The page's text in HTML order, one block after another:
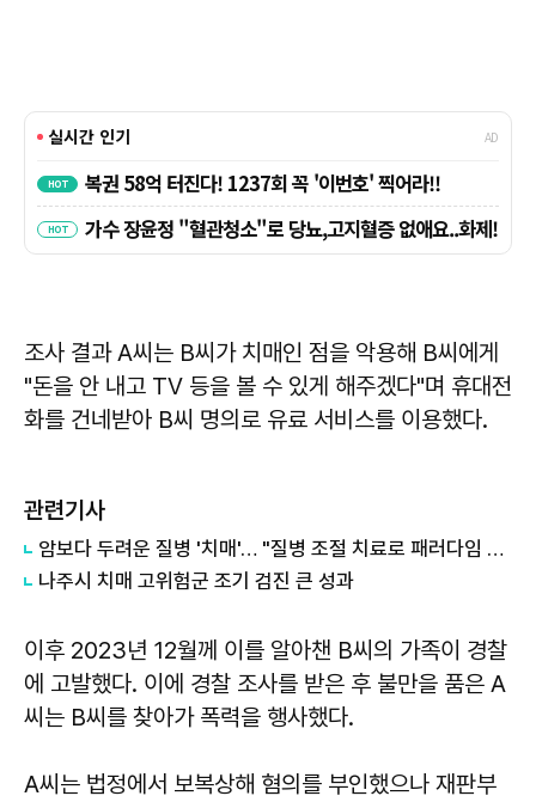
조사 결과 A씨는 B씨가 치매인 점을 악용해 B씨에게
"돈을 안 내고 TV 등을 볼 수 있게 해주겠다"며 휴대전
화를 건네받아 B씨 명의로 유료 서비스를 이용했다.
관련기사
암보다 두려운 질병 '치매'… "질병 조절 치료로 패러다임 전환"
나주시 치매 고위험군 조기 검진 큰 성과
이후 2023년 12월께 이를 알아챈 B씨의 가족이 경찰
에 고발했다. 이에 경찰 조사를 받은 후 불만을 품은 A
씨는 B씨를 찾아가 폭력을 행사했다.
A씨는 법정에서 보복상해 혐의를 부인했으나 재판부